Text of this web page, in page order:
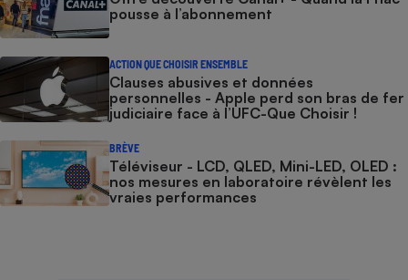
pousse à l’abonnement
ACTION QUE CHOISIR ENSEMBLE
Clauses abusives et données
personnelles - Apple perd son bras de fer
judiciaire face à l’UFC-Que Choisir !
BRÈVE
Téléviseur - LCD, QLED, Mini-LED, OLED :
nos mesures en laboratoire révèlent les
vraies performances